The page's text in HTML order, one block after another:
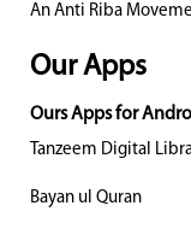
An Anti Riba
Our Apps
Ours Apps for
Tanzeem Digital
Bayan ul Quran